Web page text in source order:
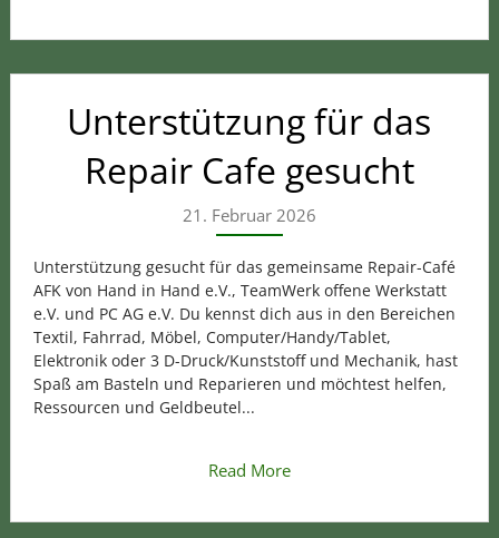
Unterstützung für das
Repair Cafe gesucht
21. Februar 2026
Unterstützung gesucht für das gemeinsame Repair-Café
AFK von Hand in Hand e.V., TeamWerk offene Werkstatt
e.V. und PC AG e.V. Du kennst dich aus in den Bereichen
Textil, Fahrrad, Möbel, Computer/Handy/Tablet,
Elektronik oder 3 D-Druck/Kunststoff und Mechanik, hast
Spaß am Basteln und Reparieren und möchtest helfen,
Ressourcen und Geldbeutel...
Read More